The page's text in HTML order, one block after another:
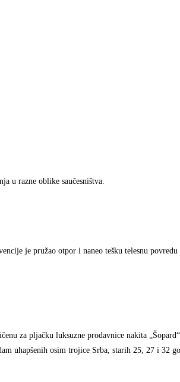
u razne oblike saučesništva.
je pružao otpor i naneo tešku telesnu
za pljačku luksuzne prodavnice nakita
uhapšenih osim trojice Srba, starih 25, 27 i 32